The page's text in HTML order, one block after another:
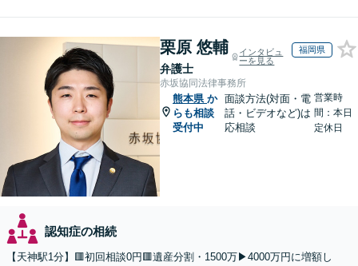
栗原 悠輔
弁護士
インタビュ
ーを見る
福岡県
赤坂協同法律事務所
熊本県 か
らも相談
受付中
面談方法(対面・電
話・ビデオなど)は
応相談
営業時
間：本日
定休日
認知症の相続
【天神駅1分】🟥初回相談0円🟥遺産分割・1500万▶4000万円に増額し